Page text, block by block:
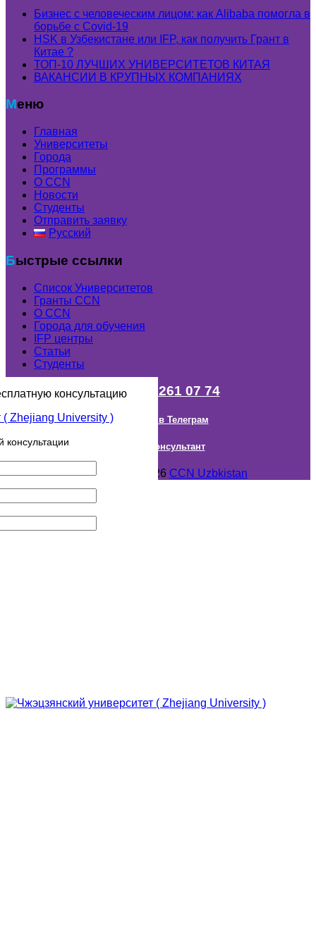
Бизнес с человеческим лицом: как Alibaba помогла в
борьбе с Covid-19
HSK в Узбекистане или IFP, как получить Грант в
Китае ?
ТОП-10 ЛУЧШИХ УНИВЕРСИТЕТОВ КИТАЯ
ВАКАНСИИ В КРУПНЫХ КОМПАНИЯХ
Меню
Главная
Университеты
Города
Программы
О CCN
Новости
Студенты
Отправить заявку
Русский
Быстрые ссылки
Список Университетов
Гранты ССN
О ССN
Города для обучения
IFP центры
Статьи
Студенты
+998 (98) 261 07 74
Наш канал в Телеграм
Онлайн Консультант
Авторское право © 2018- 2026 CCN Uzbkistan
консультацию
консультации